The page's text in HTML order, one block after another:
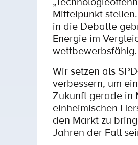
Mittelpunkt
in die Debatte
Energie im
wettbewerbsfähig.
Wir setzen als
verbessern, um
Zukunft gerade in
einheimischen
den Markt zu
Jahren der Fall